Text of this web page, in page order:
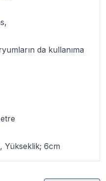
da kullanıma
Yükseklik; 6cm